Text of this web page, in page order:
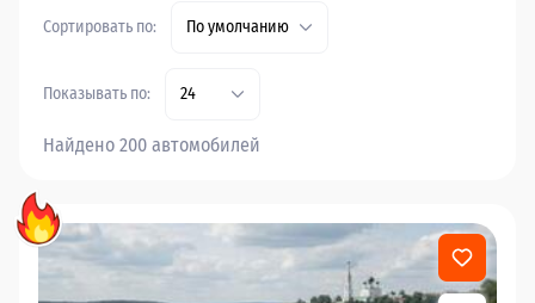
Сортировать по: По умолчанию
Показывать по: 24
Найдено 200 автомобилей